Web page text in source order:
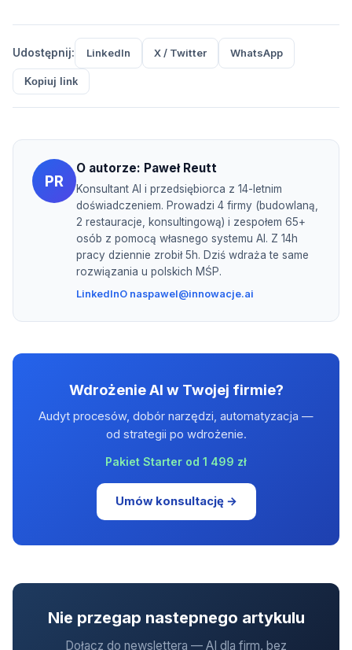
Udostępnij: LinkedIn X / Twitter WhatsApp
Kopiuj link
PR
O autorze: Paweł Reutt
Konsultant AI i przedsiębiorca z 14-letnim
doświadczeniem. Prowadzi 4 firmy (budowlaną,
2 restauracje, konsultingową) i zespołem 65+
osób z pomocą własnego systemu AI. Z 14h
pracy dziennie zrobił 5h. Dziś wdraża te same
rozwiązania u polskich MŚP.
LinkedInO naspawel@innowacje.ai
Wdrożenie AI w Twojej firmie?
Audyt procesów, dobór narzędzi, automatyzacja —
od strategii po wdrożenie.
Pakiet Starter od 1 499 zł
Umów konsultację →
Nie przegap nastepnego artykulu
Dołacz do newslettera — AI dla firm, bez